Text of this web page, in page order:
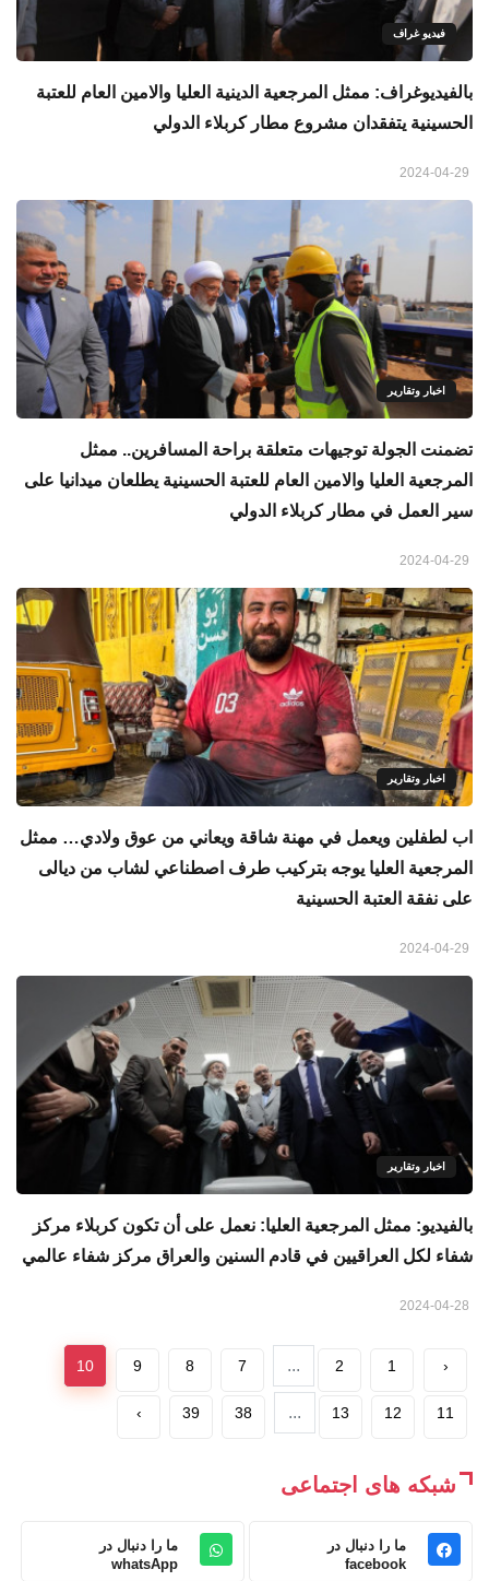
فيديو غراف
بالفيديوغراف: ممثل المرجعية الدينية العليا والامين العام للعتبة
الحسينية يتفقدان مشروع مطار كربلاء الدولي
اخبار وتقارير
تضمنت الجولة توجيهات متعلقة براحة المسافرين.. ممثل
المرجعية العليا والامين العام للعتبة الحسينية يطلعان ميدانيا على
سير العمل في مطار كربلاء الدولي
اخبار وتقارير
اب لطفلين ويعمل في مهنة شاقة ويعاني من عوق ولادي… ممثل
المرجعية العليا يوجه بتركيب طرف اصطناعي لشاب من ديالى
على نفقة العتبة الحسينية
اخبار وتقارير
بالفيديو: ممثل المرجعية العليا: نعمل على أن تكون كربلاء مركز
شفاء لكل العراقيين في قادم السنين والعراق مركز شفاء عالمي
‹
1
2
...
7
8
9
10
11
12
13
...
38
39
›
شبکه های اجتماعی
ما را دنبال در
facebook
ما را دنبال در
whatsApp